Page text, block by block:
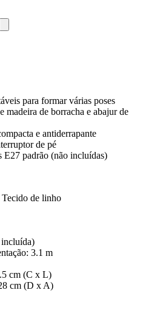
para formar várias poses
madeira de borracha e abajur de
e antiderrapante
de pé
E27 padrão (não incluídas)
de linho
3.1 m
cm (C x L)
cm (D x A)